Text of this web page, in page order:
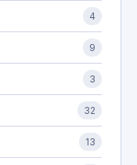
4
9
3
32
13